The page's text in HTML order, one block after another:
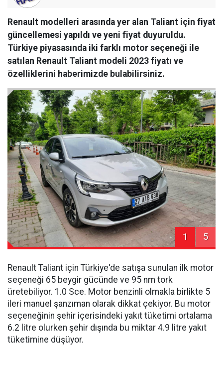
Renault modelleri arasında yer alan Taliant için fiyat
güncellemesi yapıldı ve yeni fiyat duyuruldu.
Türkiye piyasasında iki farklı motor seçeneği ile
satılan Renault Taliant modeli 2023 fiyatı ve
özelliklerini haberimizde bulabilirsiniz.
1 5
Renault Taliant için Türkiye'de satışa sunulan ilk motor
seçeneği 65 beygir gücünde ve 95 nm tork
üretebiliyor. 1.0 Sce. Motor benzinli olmakla birlikte 5
ileri manuel şanzıman olarak dikkat çekiyor. Bu motor
seçeneğinin şehir içerisindeki yakıt tüketimi ortalama
6.2 litre olurken şehir dışında bu miktar 4.9 litre yakıt
tüketimine düşüyor.